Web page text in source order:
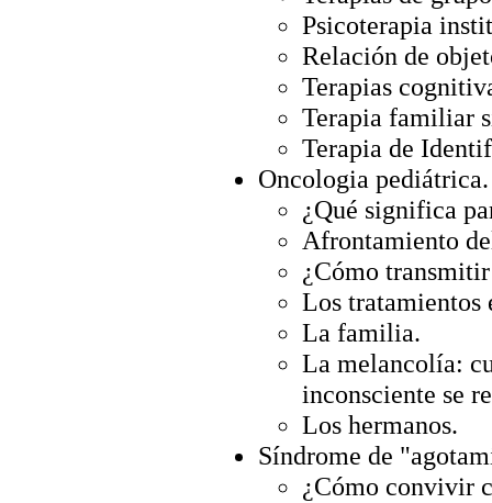
Psicoterapia
Relación de
Terapias
Terapia familiar
Terapia de
Oncologia pediátrica.
¿Qué significa
Afrontamiento
¿Cómo
Los tratamientos
La familia.
La melancolía:
inconsciente se
Los hermanos.
Síndrome de
¿Cómo convivir